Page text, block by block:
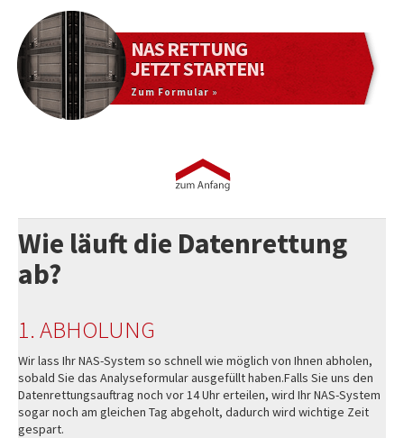
NAS RETTUNG
JETZT STARTEN!
Zum Formular »
Wie läuft die Datenrettung
ab?
1. ABHOLUNG
Wir lass Ihr NAS-System so schnell wie möglich von Ihnen abholen,
sobald Sie das Analyseformular ausgefüllt haben.Falls Sie uns den
Datenrettungsauftrag noch vor 14 Uhr erteilen, wird Ihr NAS-System
sogar noch am gleichen Tag abgeholt, dadurch wird wichtige Zeit
gespart.